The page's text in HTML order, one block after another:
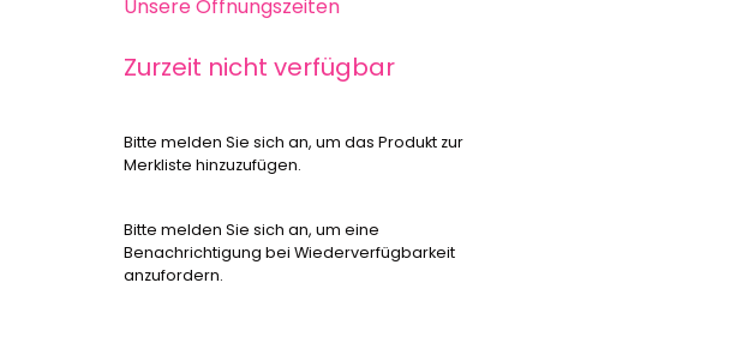
Unsere Öffnungszeiten
Zurzeit nicht verfügbar
Bitte melden Sie sich an, um das Produkt zur
Merkliste hinzuzufügen.
Bitte melden Sie sich an, um eine
Benachrichtigung bei Wiederverfügbarkeit
anzufordern.